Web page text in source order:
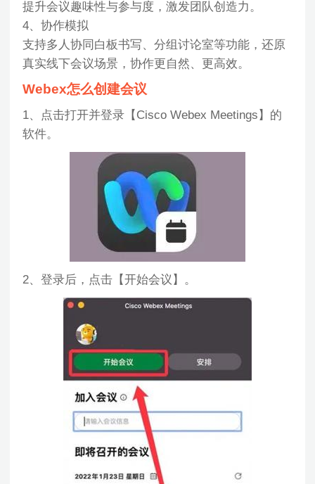
提升会议趣味性与参与度，激发团队创造力。
4、协作模拟
支持多人协同白板书写、分组讨论室等功能，还原
真实线下会议场景，协作更自然、更高效。
Webex怎么创建会议
1、点击打开并登录【Cisco Webex Meetings】的
软件。
2、登录后，点击【开始会议】。